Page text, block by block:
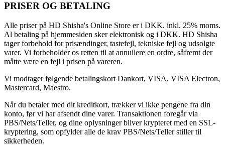
PRISER OG BETALING
Alle priser på HD Shisha's Online Store er i DKK. inkl. 25% moms.
Al betaling på hjemmesiden sker elektronisk og i DKK. HD Shisha
tager forbehold for prisændinger, tastefejl, tekniske fejl og udsolgte
varer. Vi forbeholder os retten til at annullere en ordre, såfremt der
måtte være en fejl i prisen på vareren.
Vi modtager følgende betalingskort Dankort, VISA, VISA Electron,
Mastercard, Maestro.
Når du betaler med dit kreditkort, trækker vi ikke pengene fra din
konto, før vi har afsendt dine varer. Transaktionen foregår via
PBS/Nets/Teller, og dine oplysninger bliver krypteret med en SSL-
kryptering, som opfylder alle de krav PBS/Nets/Teller stiller til
sikkerheden.